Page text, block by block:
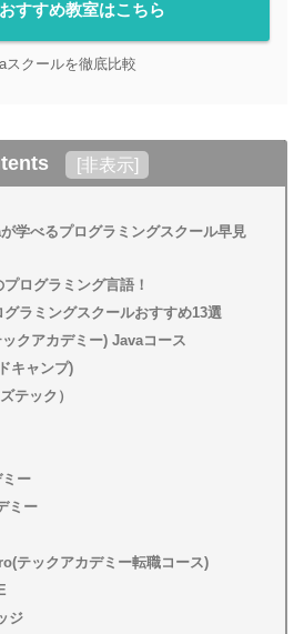
すすめ教室はこちら
スクールを徹底比較
[非表示]
学べるプログラミングスクール早見
ログラミング言語！
ラミングスクールおすすめ13選
クアカデミー) Javaコース
キャンプ)
テック）
ー
ミー
テックアカデミー転職コース)
ジ